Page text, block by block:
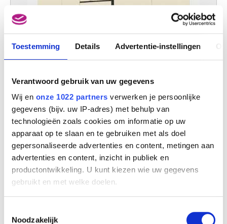
Toestemming Details Advertentie-instellingen
Verantwoord gebruik van uw gegevens
Wij en onze 1022 partners verwerken je persoonlijke
gegevens (bijv. uw IP-adres) met behulp van
technologieën zoals cookies om informatie op uw
apparaat op te slaan en te gebruiken met als doel
gepersonaliseerde advertenties en content, metingen aan
advertenties en content, inzicht in publiek en
productontwikkeling. U kunt kiezen wie uw gegevens
gebruikt en met welke doelen.
Informatie verzamelen over uw geografische
Noodzakelijk
Calle Sardana I
Gaston Bertrand